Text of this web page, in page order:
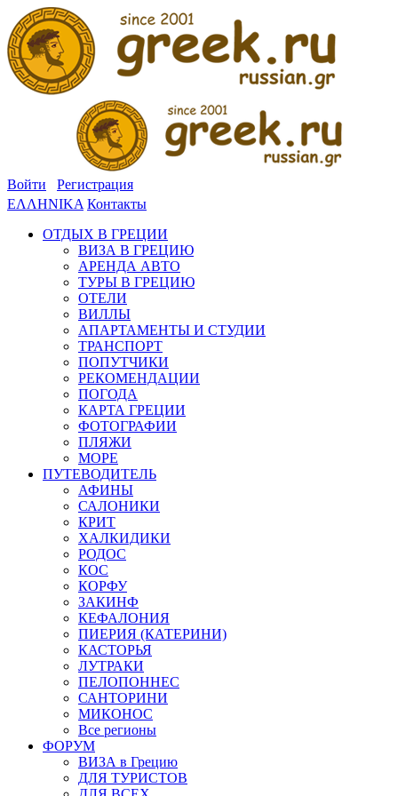
Войти
Регистрация
ΕΛΛΗΝΙΚΑ Контакты
ОТДЫХ В ГРЕЦИИ
ВИЗА В ГРЕЦИЮ
АРЕНДА АВТО
ТУРЫ В ГРЕЦИЮ
ОТЕЛИ
ВИЛЛЫ
АПАРТАМЕНТЫ И СТУДИИ
ТРАНСПОРТ
ПОПУТЧИКИ
РЕКОМЕНДАЦИИ
ПОГОДА
КАРТА ГРЕЦИИ
ФОТОГРАФИИ
ПЛЯЖИ
МОРЕ
ПУТЕВОДИТЕЛЬ
АФИНЫ
САЛОНИКИ
КРИТ
ХАЛКИДИКИ
РОДОС
КОС
КОРФУ
ЗАКИНФ
КЕФАЛОНИЯ
ПИЕРИЯ (КАТЕРИНИ)
КАСТОРЬЯ
ЛУТРАКИ
ПЕЛОПОННЕС
САНТОРИНИ
МИКОНОС
Все регионы
ФОРУМ
ВИЗА в Грецию
ДЛЯ ТУРИСТОВ